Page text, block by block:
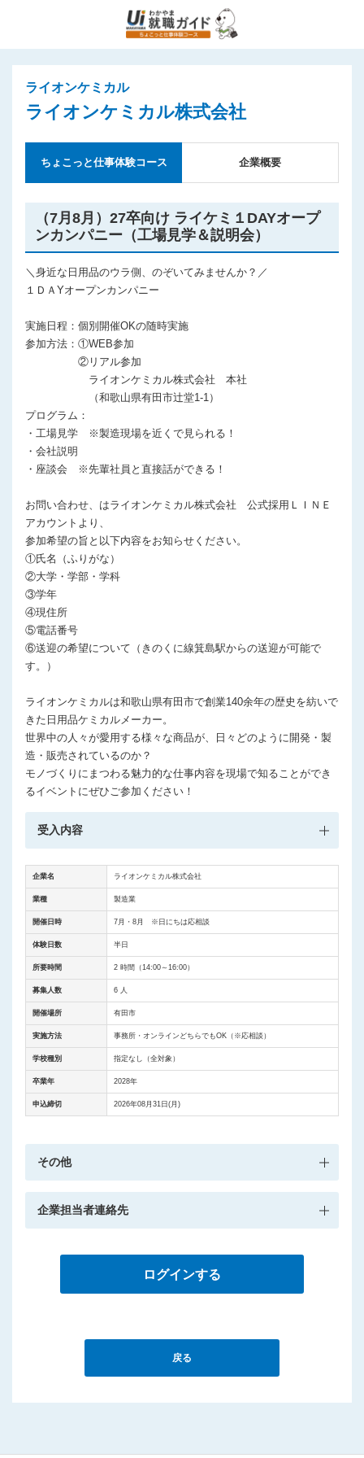
ライオンケミカル
ライオンケミカル株式会社
ちょこっと仕事体験コース 企業概要
（7月8月）27卒向け ライケミ１DAYオープ
ンカンパニー（工場見学＆説明会）
＼身近な日用品のウラ側、のぞいてみませんか？／
１ＤＡYオープンカンパニー
実施日程：個別開催OKの随時実施
参加方法：①WEB参加
②リアル参加
ライオンケミカル株式会社 本社
（和歌山県有田市辻堂1-1）
プログラム：
・工場見学 ※製造現場を近くで見られる！
・会社説明
・座談会 ※先輩社員と直接話ができる！
お問い合わせ、はライオンケミカル株式会社 公式採用ＬＩＮＥ
アカウントより、
参加希望の旨と以下内容をお知らせください。
①氏名（ふりがな）
②大学・学部・学科
③学年
④現住所
⑤電話番号
⑥送迎の希望について（きのくに線箕島駅からの送迎が可能で
す。）
ライオンケミカルは和歌山県有田市で創業140余年の歴史を紡いで
きた日用品ケミカルメーカー。
世界中の人々が愛用する様々な商品が、日々どのように開発・製
造・販売されているのか？
モノづくりにまつわる魅力的な仕事内容を現場で知ることができ
るイベントにぜひご参加ください！
受入内容
企業名 ライオンケミカル株式会社
業種 製造業
開催日時 7月・8月 ※日にちは応相談
体験日数 半日
所要時間 2 時間（14:00～16:00）
募集人数 6 人
開催場所 有田市
実施方法 事務所・オンラインどちらでもOK（※応相談）
学校種別 指定なし（全対象）
卒業年 2028年
申込締切 2026年08月31日(月)
その他
企業担当者連絡先
ログインする
戻る